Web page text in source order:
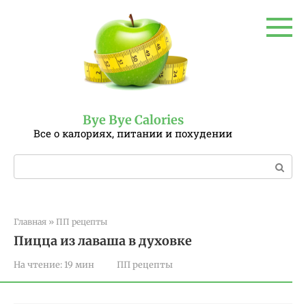
Bye Bye Calories
Все о калориях, питании и похудении
Поиск:
Главная » ПП рецепты
Пицца из лаваша в духовке
На чтение: 19 мин ПП рецепты